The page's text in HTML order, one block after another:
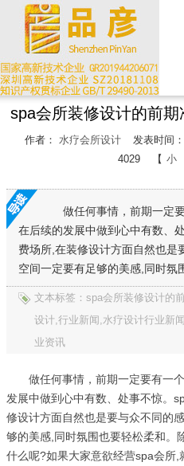
spa会所装修设计的前
作者： 水疗会所设计 发表时间
4029
【 小
做任何事情，前期一定要
在后续的发展中做到心中有数、
费场所,在装修设计方面自然也是
空间一定要有足够的美感,同时氛
文本标签：spa会所装修设计的
设计,行业新闻,水疗设计行业新
业资讯
做任何事情，前期一定要有一个
发展中做到心中有数、处事不惊。
修设计方面自然也是要与众不同的
够的美感,同时氛围也要轻松柔和。
什么呢?如果大家意欲经营spa会所